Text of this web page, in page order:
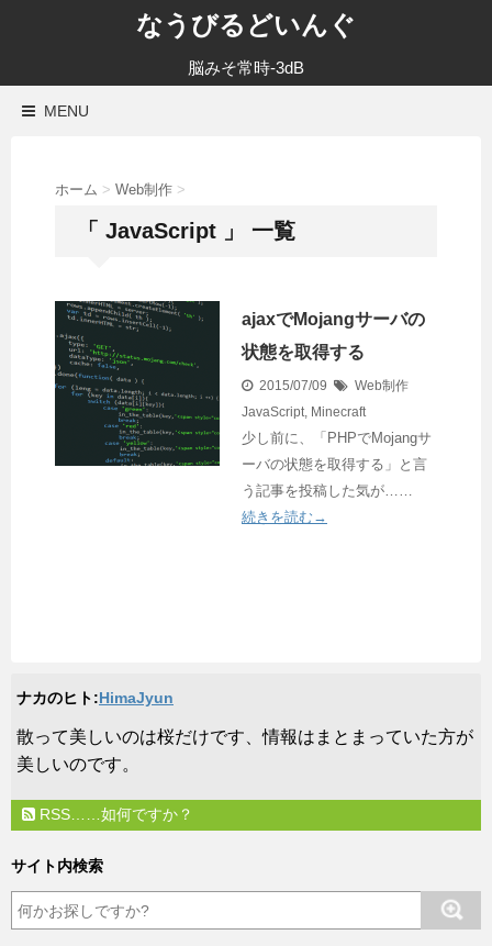
なうびるどいんぐ
脳みそ常時-3dB
MENU
ホーム > Web制作 >
「 JavaScript 」 一覧
ajaxでMojangサーバの
状態を取得する
2015/07/09
Web制作
JavaScript, Minecraft
少し前に、「PHPでMojangサ
ーバの状態を取得する」と言
う記事を投稿した気が……
続きを読む→
ナカのヒト:HimaJyun
​散って美しいのは桜だけです、情報はまとまっていた方が
美しいのです。
RSS……如何ですか？
サイト内検索